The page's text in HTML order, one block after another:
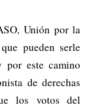
Unión por la
pueden serle
este camino
de derechas
los votos del